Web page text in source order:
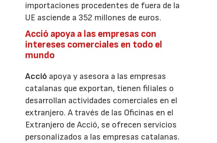
importaciones procedentes de fuera de la
UE asciende a 352 millones de euros.
Acció apoya a las empresas con
intereses comerciales en todo el
mundo
Acció apoya y asesora a las empresas
catalanas que exportan, tienen filiales o
desarrollan actividades comerciales en el
extranjero. A través de las Oficinas en el
Extranjero de Acció, se ofrecen servicios
personalizados a las empresas catalanas.